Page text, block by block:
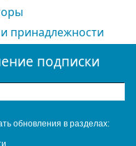
принадлежности
подписки
обновления в разделах: